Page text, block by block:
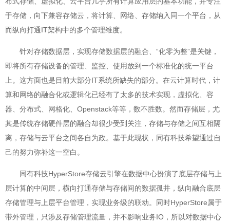
于存储，向下兼容存储云，将计算、网络、存储纳入同一个平台，从
而纵向打通IT架构中的多个管理维度。
针对存储数据层，实现存储数据层的融合、“化零为整”是关键，
即将所有存储设备的管理、监控、使用放到一个标准化的统一平台
上。这方面也是目前大部分IT系统所缺失的部分。在云计算时代，计
算和网络的融合化或逻辑化已经有了太多的技术实现，虚拟化、容
器、分布式、网格化、Openstack等等，数不胜数。然而存储层，尤
其是传统存储硬件层的融合却很少受到关注，存储与存储之间互相隔
离，存储与云平台之间各自为政。基于此现状，同有科技希望通过自
己的努力弥补这一空白。
同有科技HyperStore存储云引擎在数据中心扮演了底层存储与上
层计算的中间层，横向打通存储与存储间的数据孤井，纵向融合底层
存储管理与上层平台管理，实现业务级的联动。同时HyperStore属于
带外管理，只涉及存储管理流量，并不影响业务IO，所以对数据中心